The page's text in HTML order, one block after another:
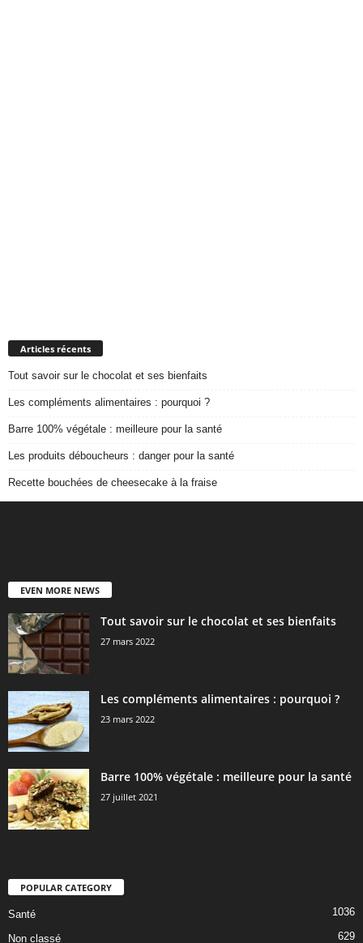
Articles récents
Tout savoir sur le chocolat et ses bienfaits
Les compléments alimentaires : pourquoi ?
Barre 100% végétale : meilleure pour la santé
Les produits déboucheurs : danger pour la santé
Recette bouchées de cheesecake à la fraise
EVEN MORE NEWS
Tout savoir sur le chocolat et ses bienfaits
27 mars 2022
Les compléments alimentaires : pourquoi ?
23 mars 2022
Barre 100% végétale : meilleure pour la santé
27 juillet 2021
POPULAR CATEGORY
Santé 1036
Non classé 629